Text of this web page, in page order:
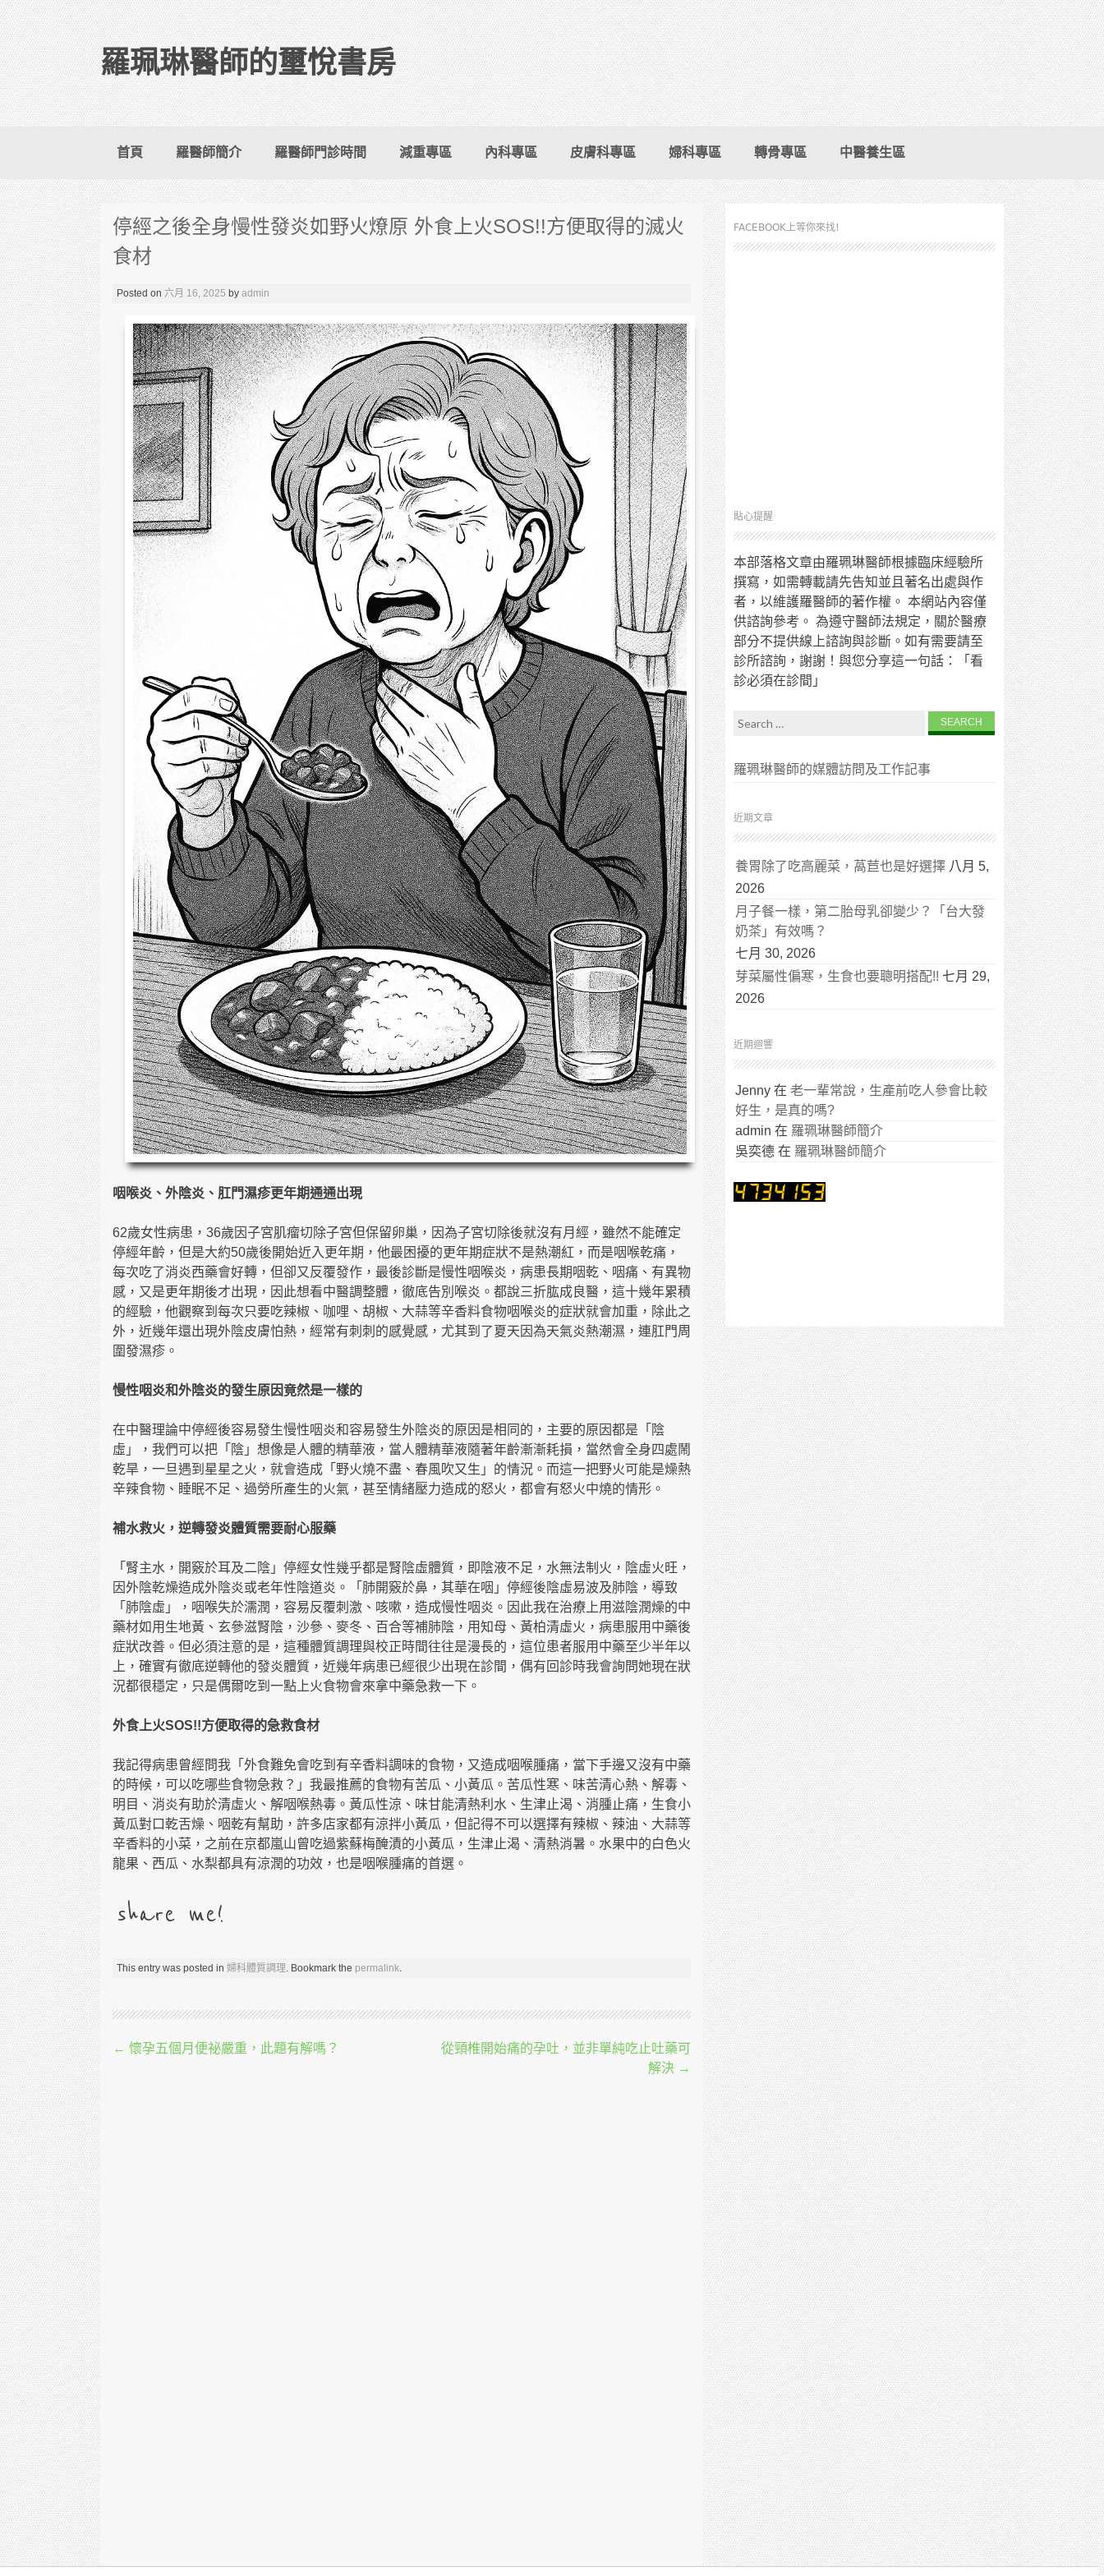
羅珮琳醫師的璽悅書房
Skip to content
首頁 羅醫師簡介 羅醫師門診時間 減重專區 內科專區 皮膚科專區 婦科專區 轉骨專區 中醫養生區
停經之後全身慢性發炎如野火燎原 外食上火SOS!!方便取得的滅火
食材
Posted on 六月 16, 2025 by admin
咽喉炎、外陰炎、肛門濕疹更年期通通出現
62歲女性病患，36歲因子宮肌瘤切除子宮但保留卵巢，因為子宮切除後就沒有月經，雖然不能確定
停經年齡，但是大約50歲後開始近入更年期，他最困擾的更年期症狀不是熱潮紅，而是咽喉乾痛，
每次吃了消炎西藥會好轉，但卻又反覆發作，最後診斷是慢性咽喉炎，病患長期咽乾、咽痛、有異物
感，又是更年期後才出現，因此想看中醫調整體，徹底告別喉炎。都說三折肱成良醫，這十幾年累積
的經驗，他觀察到每次只要吃辣椒、咖哩、胡椒、大蒜等辛香料食物咽喉炎的症狀就會加重，除此之
外，近幾年還出現外陰皮膚怕熱，經常有刺刺的感覺感，尤其到了夏天因為天氣炎熱潮濕，連肛門周
圍發濕疹。
慢性咽炎和外陰炎的發生原因竟然是一樣的
在中醫理論中停經後容易發生慢性咽炎和容易發生外陰炎的原因是相同的，主要的原因都是「陰
虛」，我們可以把「陰」想像是人體的精華液，當人體精華液隨著年齡漸漸耗損，當然會全身四處鬧
乾旱，一旦遇到星星之火，就會造成「野火燒不盡、春風吹又生」的情況。而這一把野火可能是燥熱
辛辣食物、睡眠不足、過勞所產生的火氣，甚至情緒壓力造成的怒火，都會有怒火中燒的情形。
補水救火，逆轉發炎體質需要耐心服藥
「腎主水，開竅於耳及二陰」停經女性幾乎都是腎陰虛體質，即陰液不足，水無法制火，陰虛火旺，
因外陰乾燥造成外陰炎或老年性陰道炎。「肺開竅於鼻，其華在咽」停經後陰虛易波及肺陰，導致
「肺陰虛」，咽喉失於濡潤，容易反覆刺激、咳嗽，造成慢性咽炎。因此我在治療上用滋陰潤燥的中
藥材如用生地黃、玄參滋腎陰，沙參、麥冬、百合等補肺陰，用知母、黃柏清虛火，病患服用中藥後
症狀改善。但必須注意的是，這種體質調理與校正時間往往是漫長的，這位患者服用中藥至少半年以
上，確實有徹底逆轉他的發炎體質，近幾年病患已經很少出現在診間，偶有回診時我會詢問她現在狀
況都很穩定，只是偶爾吃到一點上火食物會來拿中藥急救一下。
外食上火SOS!!方便取得的急救食材
我記得病患曾經問我「外食難免會吃到有辛香料調味的食物，又造成咽喉腫痛，當下手邊又沒有中藥
的時候，可以吃哪些食物急救？」我最推薦的食物有苦瓜、小黃瓜。苦瓜性寒、味苦清心熱、解毒、
明目、消炎有助於清虛火、解咽喉熱毒。黃瓜性涼、味甘能清熱利水、生津止渴、消腫止痛，生食小
黃瓜對口乾舌燥、咽乾有幫助，許多店家都有涼拌小黃瓜，但記得不可以選擇有辣椒、辣油、大蒜等
辛香料的小菜，之前在京都嵐山曾吃過紫蘇梅醃漬的小黃瓜，生津止渴、清熱消暑。水果中的白色火
龍果、西瓜、水梨都具有涼潤的功效，也是咽喉腫痛的首選。
share me!
This entry was posted in 婦科體質調理. Bookmark the permalink.
Post navigation
← 懷孕五個月便祕嚴重，此題有解嗎？
從頸椎開始痛的孕吐，並非單純吃止吐藥可
解決 →
FACEBOOK上等你來找!
貼心提醒
本部落格文章由羅珮琳醫師根據臨床經驗所
撰寫，如需轉載請先告知並且著名出處與作
者，以維護羅醫師的著作權。 本網站內容僅
供諮詢參考。 為遵守醫師法規定，關於醫療
部分不提供線上諮詢與診斷。如有需要請至
診所諮詢，謝謝！與您分享這一句話：「看
診必須在診間」
Search for:
羅珮琳醫師的媒體訪問及工作記事
近期文章
養胃除了吃高麗菜，萵苣也是好選擇 八月 5,
2026
月子餐一樣，第二胎母乳卻變少？「台大發
奶茶」有效嗎？
七月 30, 2026
芽菜屬性偏寒，生食也要聰明搭配!! 七月 29,
2026
近期迴響
Jenny 在 老一輩常說，生產前吃人參會比較
好生，是真的嗎?
admin 在 羅珮琳醫師簡介
吳奕德 在 羅珮琳醫師簡介